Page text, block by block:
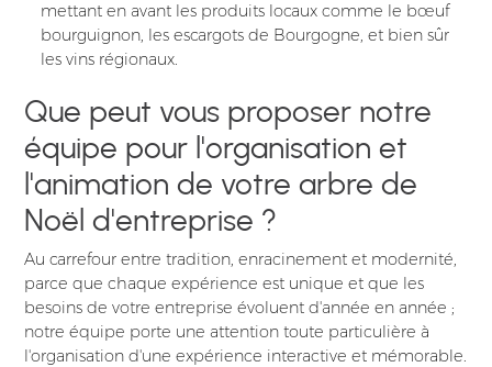
mettant en avant les produits locaux comme le bœuf
bourguignon, les escargots de Bourgogne, et bien sûr
les vins régionaux.
Que peut vous proposer notre
équipe pour l'organisation et
l'animation de votre arbre de
Noël d'entreprise ?
Au carrefour entre tradition, enracinement et modernité,
parce que chaque expérience est unique et que les
besoins de votre entreprise évoluent d'année en année ;
notre équipe porte une attention toute particulière à
l'organisation d'une expérience interactive et mémorable.